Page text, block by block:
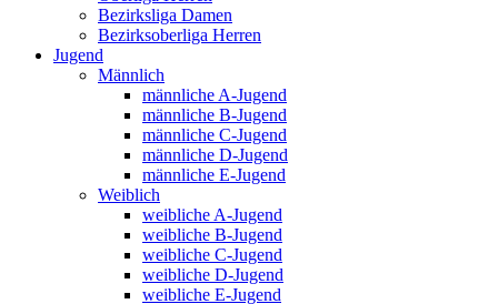
Bezirksliga Damen
Bezirksoberliga Herren
Jugend
Männlich
männliche A-Jugend
männliche B-Jugend
männliche C-Jugend
männliche D-Jugend
männliche E-Jugend
Weiblich
weibliche A-Jugend
weibliche B-Jugend
weibliche C-Jugend
weibliche D-Jugend
weibliche E-Jugend